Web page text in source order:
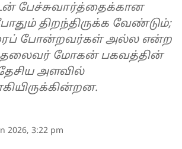
பேச்சுவார்த்தைக்கான
திறந்திருக்க வேண்டும்;
போன்றவர்கள் அல்ல என்ற
மோகன் பகவத்தின்
அளவில்
2026, 3:22 pm